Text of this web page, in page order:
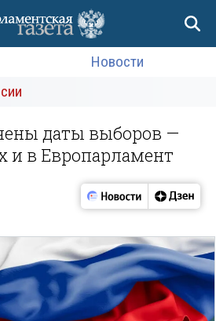
Новости
даты выборов —
и в Европарламент